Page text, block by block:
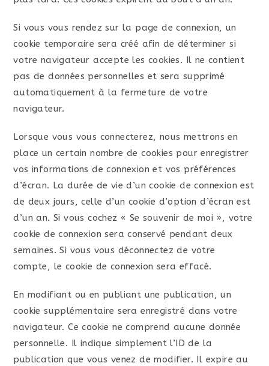
Si vous vous rendez sur la page de connexion, un
cookie temporaire sera créé afin de déterminer si
votre navigateur accepte les cookies. Il ne contient
pas de données personnelles et sera supprimé
automatiquement à la fermeture de votre
navigateur.
Lorsque vous vous connecterez, nous mettrons en
place un certain nombre de cookies pour enregistrer
vos informations de connexion et vos préférences
d’écran. La durée de vie d’un cookie de connexion est
de deux jours, celle d’un cookie d’option d’écran est
d’un an. Si vous cochez « Se souvenir de moi », votre
cookie de connexion sera conservé pendant deux
semaines. Si vous vous déconnectez de votre
compte, le cookie de connexion sera effacé.
En modifiant ou en publiant une publication, un
cookie supplémentaire sera enregistré dans votre
navigateur. Ce cookie ne comprend aucune donnée
personnelle. Il indique simplement l’ID de la
publication que vous venez de modifier. Il expire au